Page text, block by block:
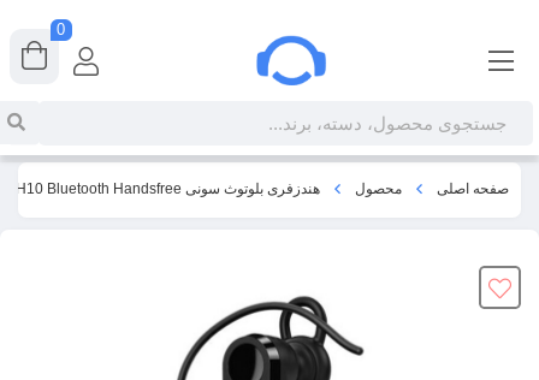
صفحه اصلی محصول هندزفری بلوتوث سونی Sony MBH10 Bluetooth Handsfree
0